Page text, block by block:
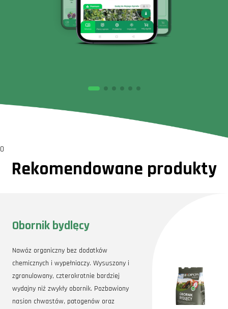
0
Rekomendowane produkty
Obornik bydlęcy
Nawóz organiczny bez dodatków
chemicznych i wypełniaczy. Wysuszony i
zgranulowany, czterokrotnie bardziej
wydajny niż zwykły obornik. Pozbawiony
nasion chwastów, patogenów oraz